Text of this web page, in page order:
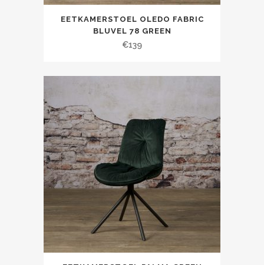
EETKAMERSTOEL OLEDO FABRIC
BLUVEL 78 GREEN
€139